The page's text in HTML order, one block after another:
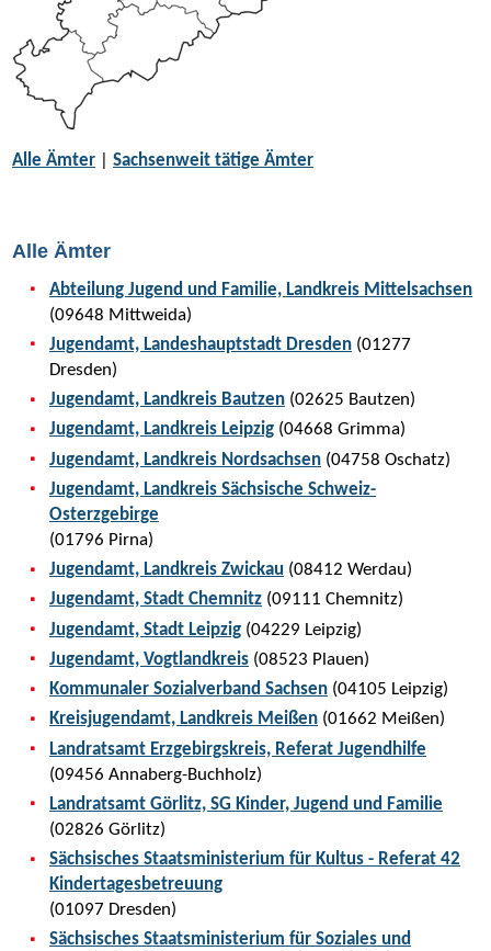
Alle Ämter Sachsenweit tätige Ämter
Alle Ämter
Abteilung Jugend und Familie, Landkreis Mittelsachsen
(09648 Mittweida)
Jugendamt, Landeshauptstadt Dresden (01277
Dresden)
Jugendamt, Landkreis Bautzen (02625 Bautzen)
Jugendamt, Landkreis Leipzig (04668 Grimma)
Jugendamt, Landkreis Nordsachsen (04758 Oschatz)
Jugendamt, Landkreis Sächsische Schweiz-
Osterzgebirge
(01796 Pirna)
Jugendamt, Landkreis Zwickau (08412 Werdau)
Jugendamt, Stadt Chemnitz (09111 Chemnitz)
Jugendamt, Stadt Leipzig (04229 Leipzig)
Jugendamt, Vogtlandkreis (08523 Plauen)
Kommunaler Sozialverband Sachsen (04105 Leipzig)
Kreisjugendamt, Landkreis Meißen (01662 Meißen)
Landratsamt Erzgebirgskreis, Referat Jugendhilfe
(09456 Annaberg-Buchholz)
Landratsamt Görlitz, SG Kinder, Jugend und Familie
(02826 Görlitz)
Sächsisches Staatsministerium für Kultus - Referat 42
Kindertagesbetreuung
(01097 Dresden)
Sächsisches Staatsministerium für Soziales und